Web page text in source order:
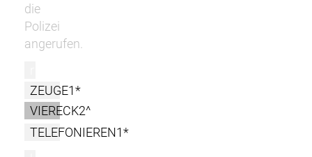
die
Polizei
angerufen.
ZEUGE1*
VIERECK2^
TELEFONIEREN1*